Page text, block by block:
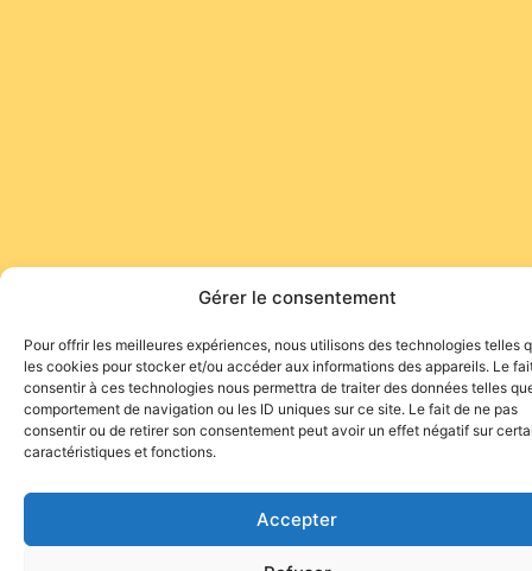
Gérer le consentement
Pour offrir les meilleures expériences, nous utilisons des technologies telles
les cookies pour stocker et/ou accéder aux informations des appareils. Le
consentir à ces technologies nous permettra de traiter des données telles
comportement de navigation ou les ID uniques sur ce site. Le fait de ne pas
consentir ou de retirer son consentement peut avoir un effet négatif sur
caractéristiques et fonctions.
Accepter